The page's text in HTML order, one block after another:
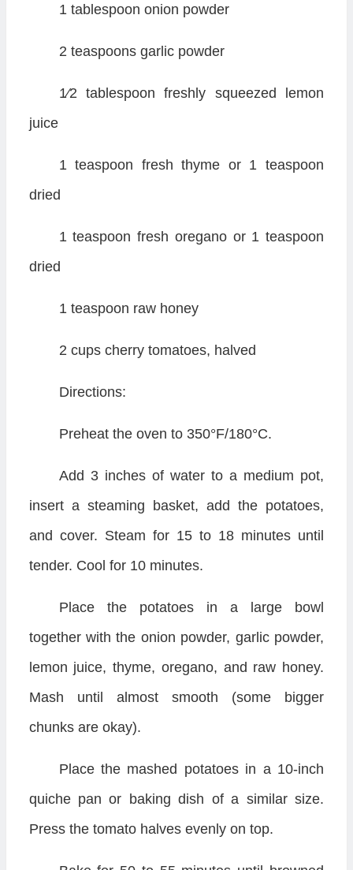
1 tablespoon onion powder
2 teaspoons garlic powder
1⁄2 tablespoon freshly squeezed lemon
juice
1 teaspoon fresh thyme or 1 teaspoon
dried
1 teaspoon fresh oregano or 1 teaspoon
dried
1 teaspoon raw honey
2 cups cherry tomatoes, halved
Directions:
Preheat the oven to 350°F/180°C.
Add 3 inches of water to a medium pot,
insert a steaming basket, add the potatoes,
and cover. Steam for 15 to 18 minutes until
tender. Cool for 10 minutes.
Place the potatoes in a large bowl
together with the onion powder, garlic powder,
lemon juice, thyme, oregano, and raw honey.
Mash until almost smooth (some bigger
chunks are okay).
Place the mashed potatoes in a 10-inch
quiche pan or baking dish of a similar size.
Press the tomato halves evenly on top.